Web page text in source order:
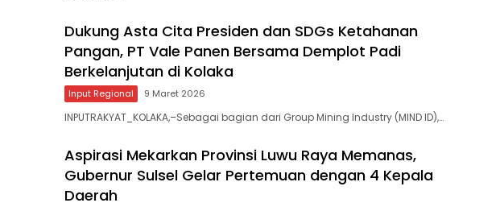
Dukung Asta Cita Presiden dan SDGs Ketahanan
Pangan, PT Vale Panen Bersama Demplot Padi
Berkelanjutan di Kolaka
Input Regional 9 Maret 2026
INPUTRAKYAT_KOLAKA,–Sebagai bagian dari Group Mining Industry (MIND ID),…
Aspirasi Mekarkan Provinsi Luwu Raya Memanas,
Gubernur Sulsel Gelar Pertemuan dengan 4 Kepala
Daerah